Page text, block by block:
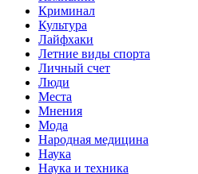
Криминал
Культура
Лайфхаки
Летние виды спорта
Личный счет
Люди
Места
Мнения
Мода
Народная медицина
Наука
Наука и техника